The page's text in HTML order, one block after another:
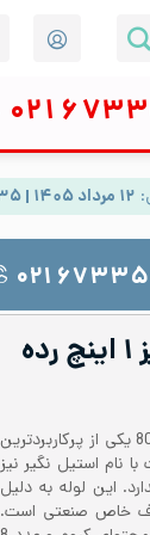
۰۲۱
۱۲ مرداد ۱۴۰۵ | ۱۶:۳۵
۶۷۳۳۵۰۰۰
لوله صنعتی بدون درز استیل ۳۰۴ سایز ۱ اینچ رده
لوله استیل 304 یا 1.4301 بدون درز با قطر 33.4 میلی‌متر و رده 80S یکی از پرکاربردترین
که در بازار و صنعت با نام استیل نگیر نیز
این لوله به دلیل
خاص صنعتی است.